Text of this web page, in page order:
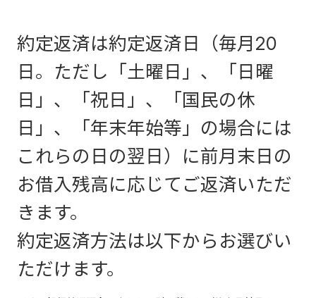
約定返済は約定返済日（毎月20
日。ただし「土曜日」、「日曜
日」、「祝日」、「国民の休
日」、「年末年始等」の場合には
これらの日の翌日）に前月末日の
お借入残高に応じてご返済いただ
きます。
約定返済方法は以下からお選びい
ただけます。